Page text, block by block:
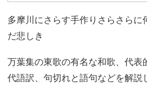
多摩川にさらす手作りさらさらに
だ悲しき
万葉集の東歌の有名な和歌、代表
代語訳、句切れと語句などを解説